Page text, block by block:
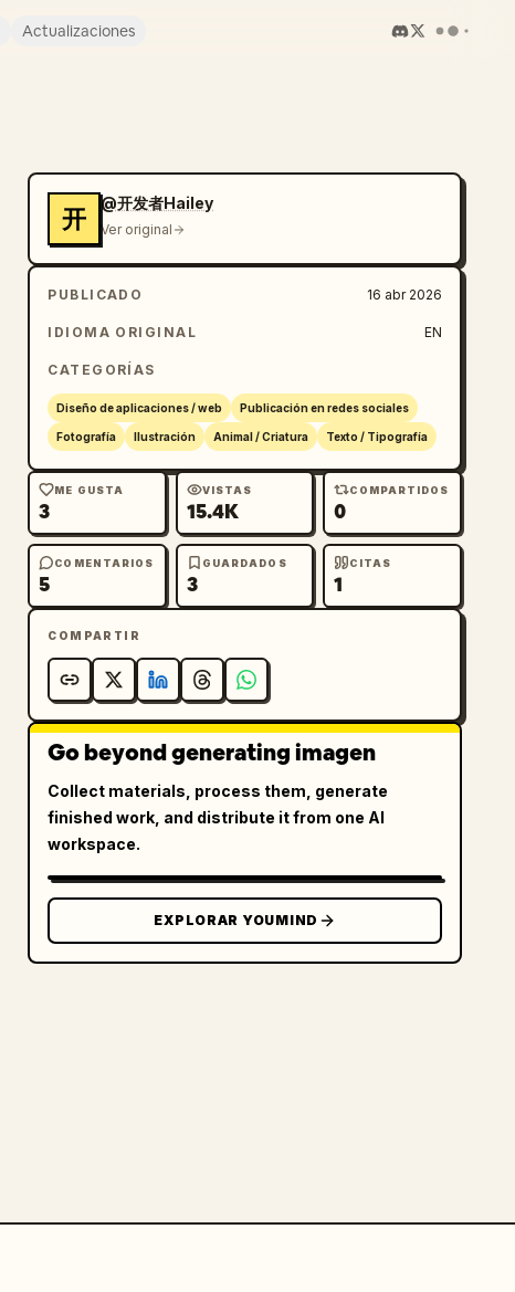
Actualizaciones
开
@开发者Hailey
Ver original
PUBLICADO 16 abr 2026
IDIOMA ORIGINAL EN
CATEGORÍAS
Diseño de aplicaciones / web Publicación en redes sociales
Fotografía Ilustración Animal / Criatura Texto / Tipografía
ME GUSTA
3
VISTAS
15.4K
COMPARTIDOS
0
COMENTARIOS
5
GUARDADOS
3
CITAS
1
COMPARTIR
Go beyond generating imagen
Collect materials, process them, generate
finished work, and distribute it from one AI
workspace.
EXPLORAR YOUMIND